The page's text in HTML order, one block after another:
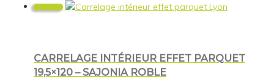
Promo !
CARRELAGE INTÉRIEUR EFFET PARQUET
19,5×120 – SAJONIA ROBLE